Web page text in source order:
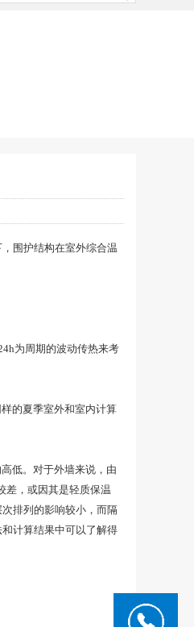
围护结构在室外综合温
为周期的波动传热来考
的夏季室外和室内计算
低。对于外墙来说，由
差，或因其是轻质保温
排列的影响较小，而隔
计算结果中可以了解得